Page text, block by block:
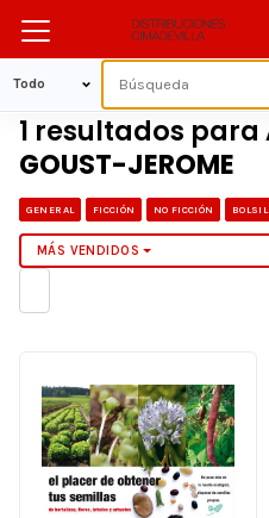
1 resultados para
GOUST-JEROME
GENERAL FICCIÓN NO FICCIÓN
MÁS VENDIDOS